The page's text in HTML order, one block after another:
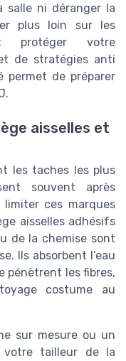
salle ni déranger la
plus loin sur les
protéger votre
de stratégies anti
permet de préparer
aisselles et
les taches les plus
souvent après
limiter ces marques
aisselles adhésifs
de la chemise sont
Ils absorbent l’eau
pénètrent les fibres,
costume au
sur mesure ou un
votre tailleur de la